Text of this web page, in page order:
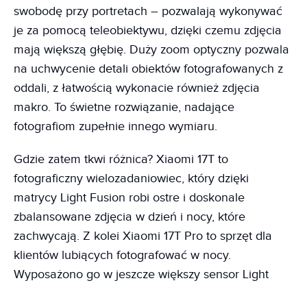
swobodę przy portretach – pozwalają wykonywać
je za pomocą teleobiektywu, dzięki czemu zdjęcia
mają większą głębię. Duży zoom optyczny pozwala
na uchwycenie detali obiektów fotografowanych z
oddali, z łatwością wykonacie również zdjęcia
makro. To świetne rozwiązanie, nadające
fotografiom zupełnie innego wymiaru.
Gdzie zatem tkwi różnica? Xiaomi 17T to
fotograficzny wielozadaniowiec, który dzięki
matrycy Light Fusion robi ostre i doskonale
zbalansowane zdjęcia w dzień i nocy, które
zachwycają. Z kolei Xiaomi 17T Pro to sprzęt dla
klientów lubiących fotografować w nocy.
Wyposażono go w jeszcze większy sensor Light